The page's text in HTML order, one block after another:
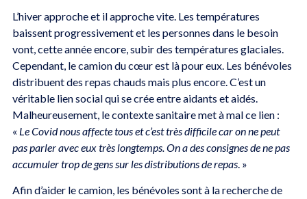
L’hiver approche et il approche vite. Les températures
baissent progressivement et les personnes dans le besoin
vont, cette année encore, subir des températures glaciales.
Cependant, le camion du cœur est là pour eux. Les bénévoles
distribuent des repas chauds mais plus encore. C’est un
véritable lien social qui se crée entre aidants et aidés.
Malheureusement, le contexte sanitaire met à mal ce lien :
« Le Covid nous affecte tous et c’est très difficile car on ne peut
pas parler avec eux très longtemps. On a des consignes de ne pas
accumuler trop de gens sur les distributions de repas. »
Afin d’aider le camion, les bénévoles sont à la recherche de